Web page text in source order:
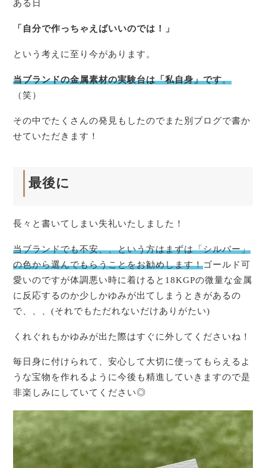
ある日
「自分で作っちゃえばいいのでは！」
という考えに至り今があります。
当ブランドの金属素材の実験台は「私自身」です。
（笑）
その中でたくさんの発見もしたのでまた別ブログで書か
せていただきます！
最後に
長々と書いてしまい失礼いたしました！
当ブランドでも不安、、という方はまずは「シルバー」
の色から選んでもらうことをお勧めします！ゴールド可
愛いのですが体調悪い時に着けると18KGPの微量な金属
に反応するのか少しかゆみが出てしまうときがあるの
で、、、(それでもただれないだけありがたい)
くれぐれもかゆみが出た際はすぐに外してくださいね！
毎日身に付けられて、安心して大切に使ってもらえるよ
うな宝物を作れるように今後も精進していきますので是
非楽しみにしていてください◎